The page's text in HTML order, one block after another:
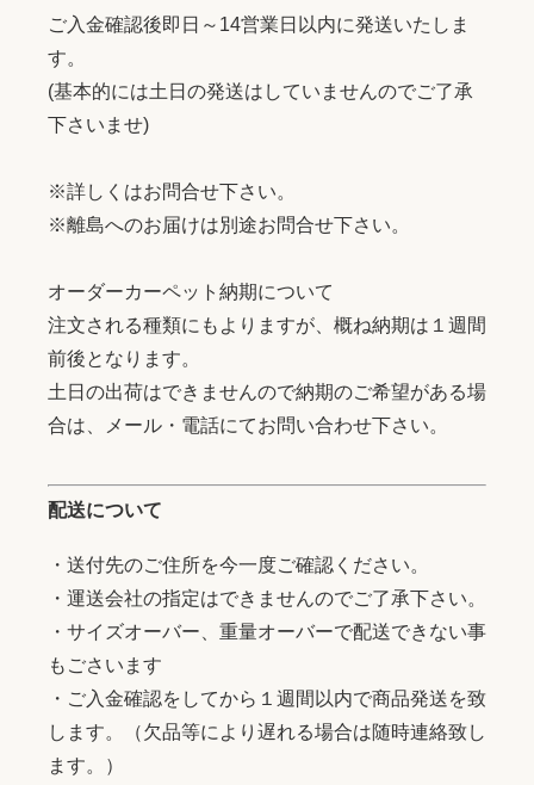
ご入金確認後即日～14営業日以内に発送いたしま
す。
(基本的には土日の発送はしていませんのでご了承
下さいませ)
※詳しくはお問合せ下さい。
※離島へのお届けは別途お問合せ下さい。
オーダーカーペット納期について
注文される種類にもよりますが、概ね納期は１週間
前後となります。
土日の出荷はできませんので納期のご希望がある場
合は、メール・電話にてお問い合わせ下さい。
配送について
・送付先のご住所を今一度ご確認ください。
・運送会社の指定はできませんのでご了承下さい。
・サイズオーバー、重量オーバーで配送できない事
もごさいます
・ご入金確認をしてから１週間以内で商品発送を致
します。（欠品等により遅れる場合は随時連絡致し
ます。）